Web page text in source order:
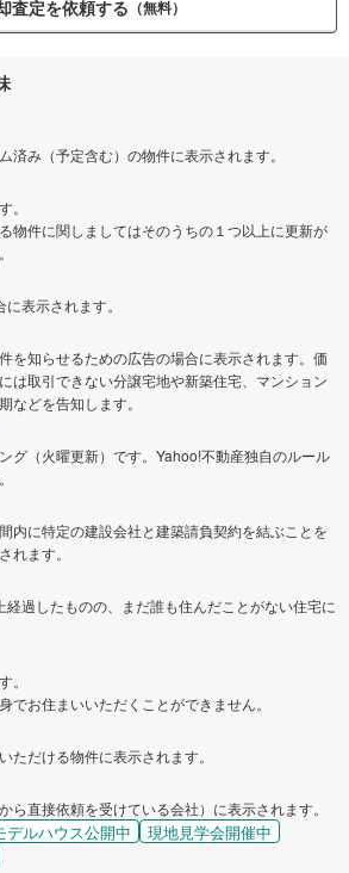
査定を依頼する （無料）
済み（予定含む）の物件に表示されます。
。
物件に関しましてはそのうちの１つ以上に更新が
表示されます。
を知らせるための広告の場合に表示されます。価
は取引できない分譲宅地や新築住宅、マンション
などを告知します。
グ（火曜更新）です。Yahoo!不動産独自のルール
内に特定の建設会社と建築請負契約を結ぶことを
れます。
過したものの、まだ誰も住んだことがない住宅に
。
でお住まいいただくことができません。
ただける物件に表示されます。
ら直接依頼を受けている会社）に表示されます。
デルハウス公開中
現地見学会開催中